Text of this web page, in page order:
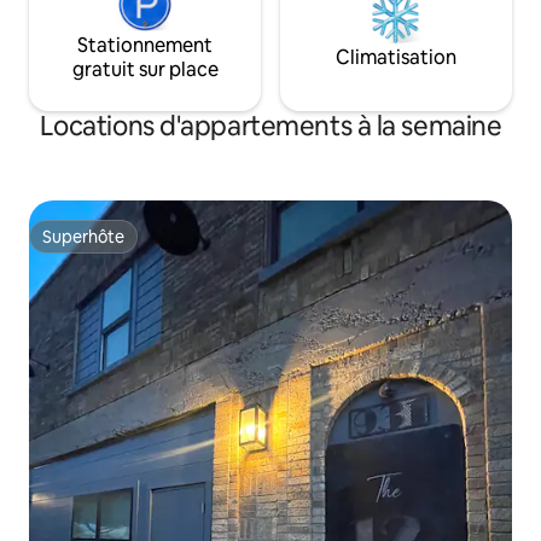
Stationnement
gratuit sur place
Climatisation
Locations d'appartements à la semaine
Superhôte
Superhôte